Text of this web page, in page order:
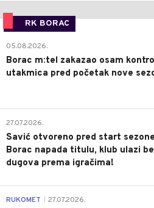
RK BORAC
05.08.2026.
Borac m:tel zakazao osam
utakmica pred početak nove
27.07.2026.
Savić otvoreno pred start
Borac napada titulu, klub ulazi
dugova prema igračima!
RUKOMET 27.07.2026.